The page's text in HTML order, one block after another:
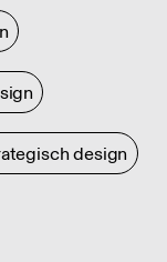
design